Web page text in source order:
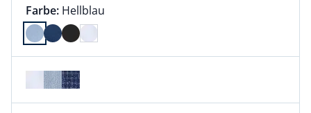
Farbauswahl:
Farbe: aktuell ausgewählt:
Hellblau
Farbe Hellblau ausgewählt